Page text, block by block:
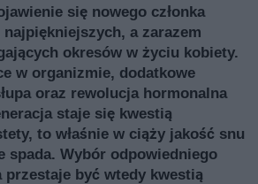
się nowego członka
a zarazem
okresów w życiu kobiety.
w organizmie, dodatkowe
oraz rewolucja hormonalna
staje się kwestią
to właśnie w ciąży jakość snu
spada. Wybór odpowiedniego
przestaje być wtedy kwestią